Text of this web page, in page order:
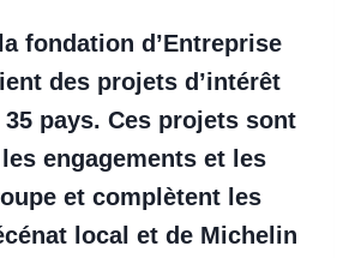
fondation d’Entreprise
des projets d’intérêt
pays. Ces projets sont
engagements et les
et complètent les
local et de Michelin